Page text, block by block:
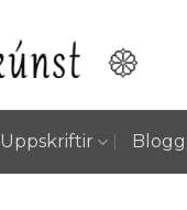
Uppskriftir Blogg